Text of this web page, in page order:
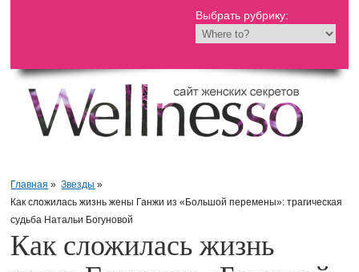
Выбрать рубрику:
Главная » Звезды »
Как сложилась жизнь жены Ганжи из «Большой перемены»: трагическая
судьба Натальи Богуновой
Как сложилась жизнь